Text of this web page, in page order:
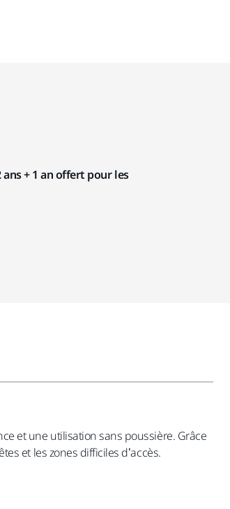
ans + 1 an offert pour les
et une utilisation sans poussière. Grâce
et les zones difficiles d’accès.